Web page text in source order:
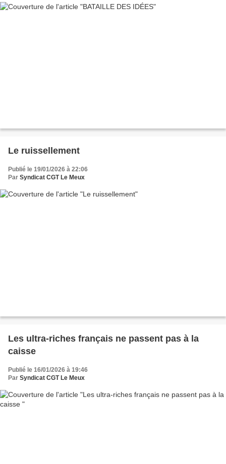
Le ruissellement
Publié le 19/01/2026 à 22:06
Par Syndicat CGT Le Meux
Les ultra-riches français ne passent pas à la
caisse
Publié le 16/01/2026 à 19:46
Par Syndicat CGT Le Meux